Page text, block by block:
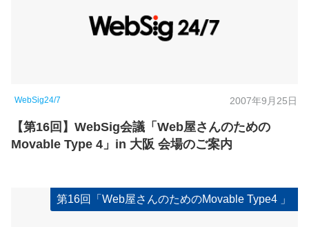
WebSig24/7 2007年9月25日
【第16回】WebSig会議「Web屋さんのための
Movable Type 4」in 大阪 会場のご案内
第16回「Web屋さんのためのMovable Type4 」